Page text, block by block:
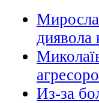
диявола
Из-за